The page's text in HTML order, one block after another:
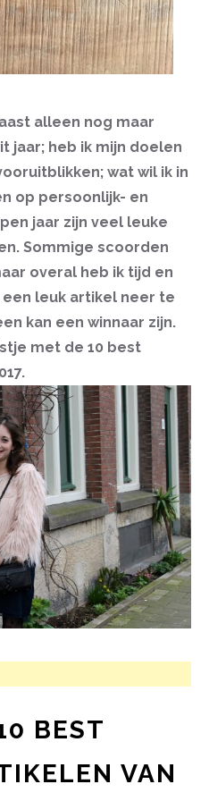
alleen nog maar
jaar; heb ik mijn doelen
wat wil ik in
op persoonlijk- en
jaar zijn veel leuke
Sommige scoorden
overal heb ik tijd en
leuk artikel neer te
kan een winnaar zijn.
met de 10 best
BEST
VAN